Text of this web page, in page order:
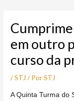
conteúdo
em outro
curso da
/STJ / PorSTJ
A Quinta Turma do